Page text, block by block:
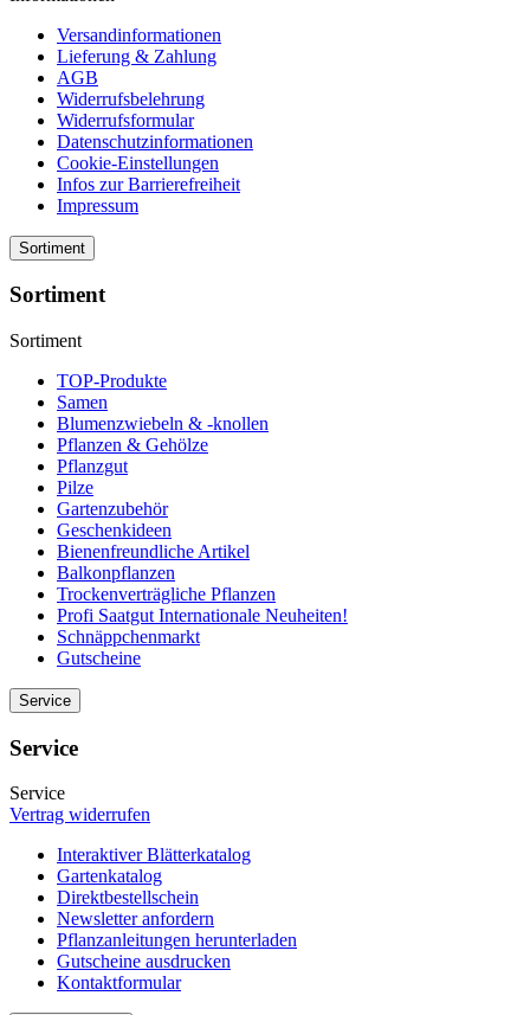
Versandinformationen
Lieferung & Zahlung
AGB
Widerrufsbelehrung
Widerrufsformular
Datenschutzinformationen
Cookie-Einstellungen
Infos zur Barrierefreiheit
Impressum
Sortiment
Sortiment
Sortiment
TOP-Produkte
Samen
Blumenzwiebeln & -knollen
Pflanzen & Gehölze
Pflanzgut
Pilze
Gartenzubehör
Geschenkideen
Bienenfreundliche Artikel
Balkonpflanzen
Trockenverträgliche Pflanzen
Profi Saatgut Internationale Neuheiten!
Schnäppchenmarkt
Gutscheine
Service
Service
Service
Vertrag widerrufen
Interaktiver Blätterkatalog
Gartenkatalog
Direktbestellschein
Newsletter anfordern
Pflanzanleitungen herunterladen
Gutscheine ausdrucken
Kontaktformular